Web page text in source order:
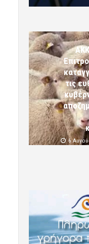
τις
6